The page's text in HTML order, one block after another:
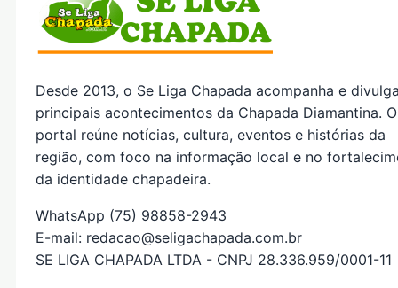
Desde 2013, o Se Liga Chapada acompanha e
principais acontecimentos da Chapada Diamantina. O
portal reúne notícias, cultura, eventos e histórias da
região, com foco na informação local e no
da identidade chapadeira.
WhatsApp (75) 98858-2943
E-mail: redacao@seligachapada.com.br
SE LIGA CHAPADA LTDA - CNPJ 28.336.959/0001-11